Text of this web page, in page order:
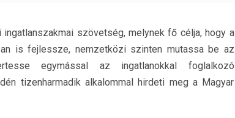
szövetség, melynek fő célja, hogy a
is fejlessze, nemzetközi szinten mutassa be az
egymással az ingatlanokkal foglalkozó
tizenharmadik alkalommal hirdeti meg a Magyar